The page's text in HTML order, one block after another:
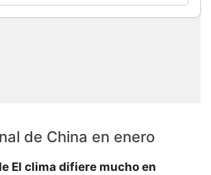
de China en enero
El clima difiere mucho en